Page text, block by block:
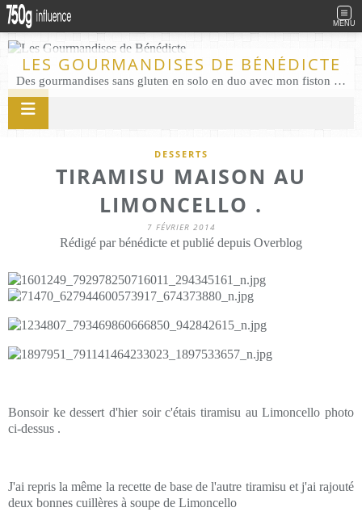
MENU
LES GOURMANDISES DE BÉNÉDICTE
Des gourmandises sans gluten en solo en duo avec mon fiston . Salé comme Sucré sans gluten éco responsable Les Gourmandises de Bénédicte gâteau produits locaux
DESSERTS
TIRAMISU MAISON AU
LIMONCELLO .
7 FÉVRIER 2014
Rédigé par bénédicte et publié depuis Overblog
Bonsoir ke dessert d'hier soir c'étais tiramisu au Limoncello photo
ci-dessus .
J'ai repris la même la recette de base de l'autre tiramisu et j'ai rajouté
deux bonnes cuillères à soupe de Limoncello